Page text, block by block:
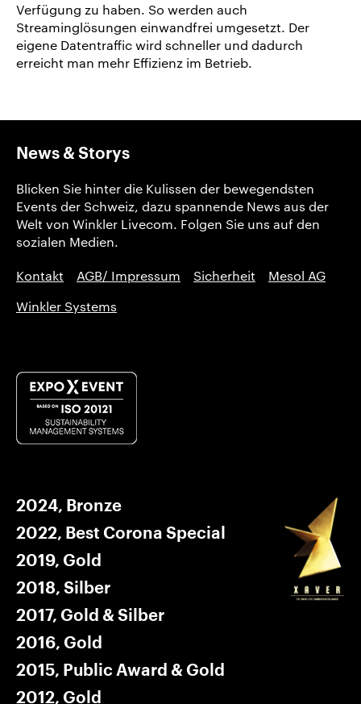
Verfügung zu haben. So werden auch
Streaminglösungen einwandfrei umgesetzt. Der
eigene Datentraffic wird schneller und dadurch
erreicht man mehr Effizienz im Betrieb.
News & Storys
Blicken Sie hinter die Kulissen der bewegendsten
Events der Schweiz, dazu spannende News aus der
Welt von Winkler Livecom. Folgen Sie uns auf den
sozialen Medien.
Kontakt AGB/ Impressum Sicherheit
Mesol AG
Winkler Systems
2024, Bronze
2022, Best Corona Special
2019, Gold
2018, Silber
2017, Gold & Silber
2016, Gold
2015, Public Award & Gold
2012, Gold